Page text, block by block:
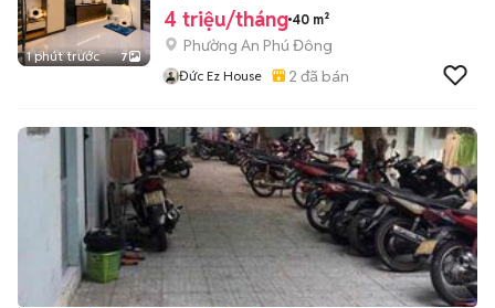
1 phút trước 7
4 triệu/tháng 40 m²
Phường An Phú Đông
Đức Ez House 2 đã bán